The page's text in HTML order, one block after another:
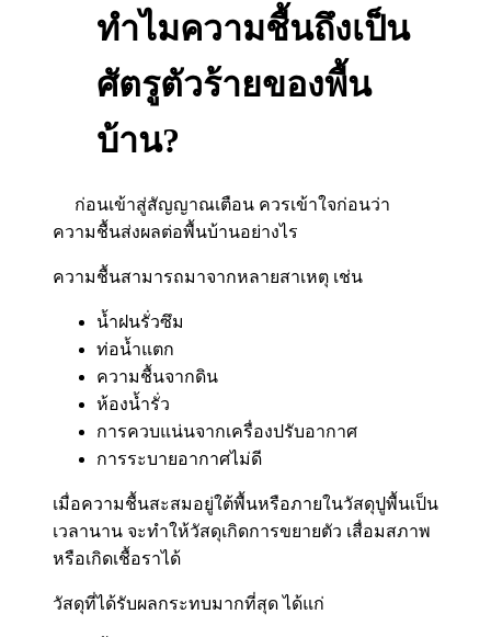
ทำไมความชื้นถึงเป็น
ศัตรูตัวร้ายของพื้น
บ้าน?
ก่อนเข้าสู่สัญญาณเตือน ควรเข้าใจก่อนว่า
ความชื้นส่งผลต่อพื้นบ้านอย่างไร
ความชื้นสามารถมาจากหลายสาเหตุ เช่น
น้ำฝนรั่วซึม
ท่อน้ำแตก
ความชื้นจากดิน
ห้องน้ำรั่ว
การควบแน่นจากเครื่องปรับอากาศ
การระบายอากาศไม่ดี
เมื่อความชื้นสะสมอยู่ใต้พื้นหรือภายในวัสดุปูพื้นเป็น
เวลานาน จะทำให้วัสดุเกิดการขยายตัว เสื่อมสภาพ
หรือเกิดเชื้อราได้
วัสดุที่ได้รับผลกระทบมากที่สุด ได้แก่